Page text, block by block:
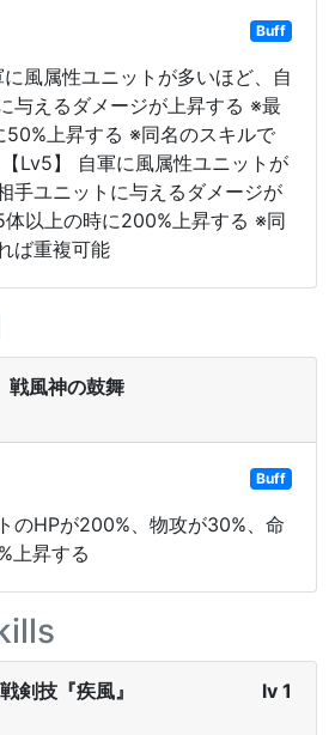
Buff
に風属性ユニットが多いほど、自
与えるダメージが上昇する ※最
50%上昇する ※同名のスキルで
Lv5】 自軍に風属性ユニットが
手ユニットに与えるダメージが
体以上の時に200%上昇する ※同
ば重複可能
戦風神の鼓舞
Buff
のHPが200%、物攻が30%、命
上昇する
戦剣技『疾風』 lv 1